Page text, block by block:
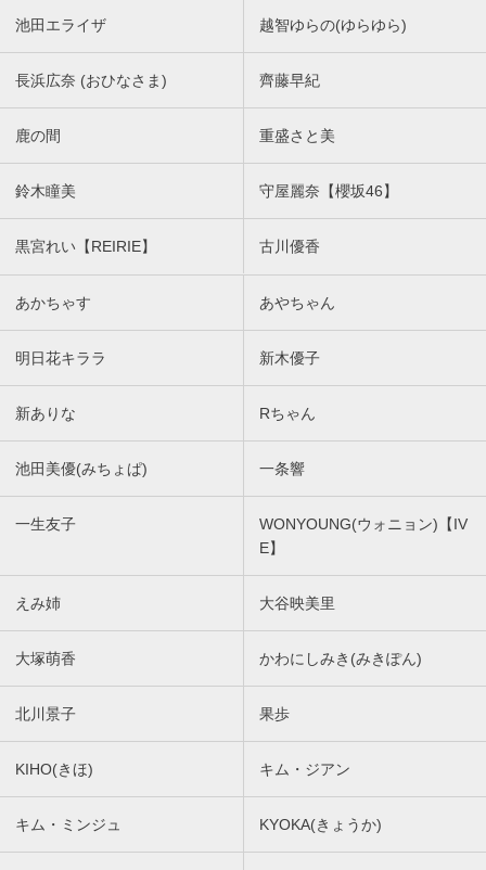
池田エライザ 越智ゆらの(ゆらゆら)
長浜広奈 (おひなさま) 齊藤早紀
鹿の間 重盛さと美
鈴木瞳美 守屋麗奈【櫻坂46】
黒宮れい【REIRIE】 古川優香
あかちゃす あやちゃん
明日花キララ 新木優子
新ありな Rちゃん
池田美優(みちょぱ) 一条響
一生友子
WONYOUNG(ウォニョン)【IV
E】
えみ姉 大谷映美里
大塚萌香 かわにしみき(みきぽん)
北川景子 果歩
KIHO(きほ) キム・ジアン
キム・ミンジュ KYOKA(きょうか)